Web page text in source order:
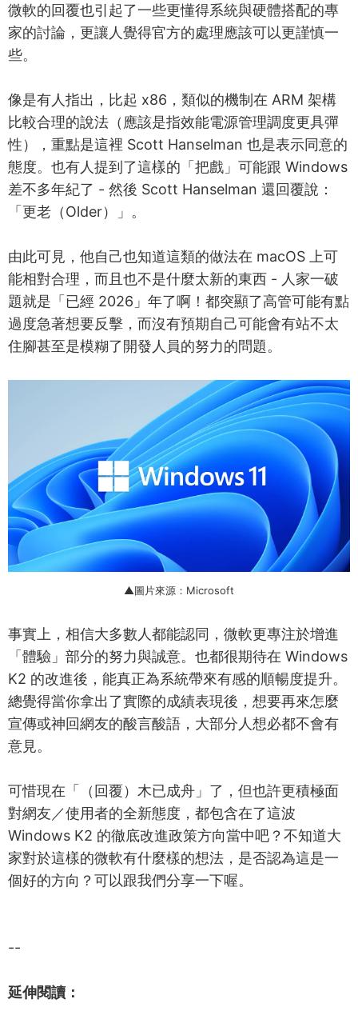
微軟的回覆也引起了一些更懂得系統與硬體搭配的專
家的討論，更讓人覺得官方的處理應該可以更謹慎一
些。
像是有人指出，比起 x86，類似的機制在 ARM 架構
比較合理的說法（應該是指效能電源管理調度更具彈
性），重點是這裡 Scott Hanselman 也是表示同意的
態度。也有人提到了這樣的「把戲」可能跟 Windows
差不多年紀了 - 然後 Scott Hanselman 還回覆說：
「更老（Older）」。
由此可見，他自己也知道這類的做法在 macOS 上可
能相對合理，而且也不是什麼太新的東西 - 人家一破
題就是「已經 2026」年了啊！都突顯了高管可能有點
過度急著想要反擊，而沒有預期自己可能會有站不太
住腳甚至是模糊了開發人員的努力的問題。
▲圖片來源：Microsoft
事實上，相信大多數人都能認同，微軟更專注於增進
「體驗」部分的努力與誠意。也都很期待在 Windows
K2 的改進後，能真正為系統帶來有感的順暢度提升。
總覺得當你拿出了實際的成績表現後，想要再來怎麼
宣傳或神回網友的酸言酸語，大部分人想必都不會有
意見。
可惜現在「（回覆）木已成舟」了，但也許更積極面
對網友／使用者的全新態度，都包含在了這波
Windows K2 的徹底改進政策方向當中吧？不知道大
家對於這樣的微軟有什麼樣的想法，是否認為這是一
個好的方向？可以跟我們分享一下喔。
--
延伸閱讀：